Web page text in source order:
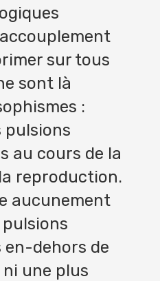
sur tous
sont là
:
pulsions
au cours de la
reproduction.
aucunement
en-dehors de
une plus